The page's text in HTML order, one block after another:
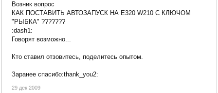
Возник вопрос
КАК ПОСТАВИТЬ АВТОЗАПУСК НА Е320 W210 C КЛЮЧОМ
"РЫБКА" ???????
:dash1:
Говорят возможно...
Кто ставил отзовитесь, поделитесь опытом.
Заранее спасибо:thank_you2:
29 дек 2009